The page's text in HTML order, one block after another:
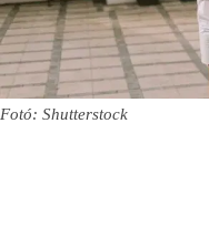
Fotó: Shutterstock